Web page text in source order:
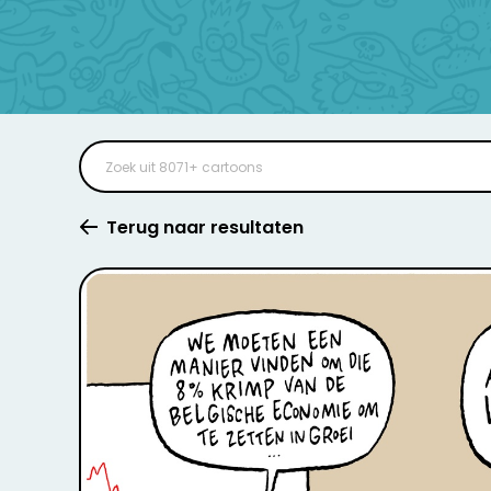
Terug naar resultaten